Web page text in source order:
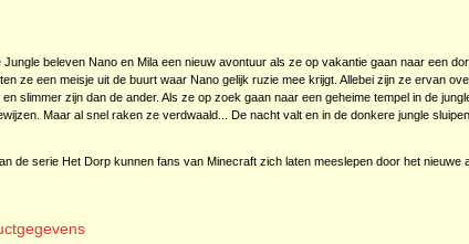
Jungle beleven Nano en Mila een nieuw avontuur als ze op vakantie gaan naar een
ze een meisje uit de buurt waar Nano gelijk ruzie mee krijgt. Allebei zijn ze ervan
slimmer zijn dan de ander. Als ze op zoek gaan naar een geheime tempel in de
Maar al snel raken ze verdwaald... De nacht valt en in de donkere jungle
de serie Het Dorp kunnen fans van Minecraft zich laten meeslepen door het nieuwe